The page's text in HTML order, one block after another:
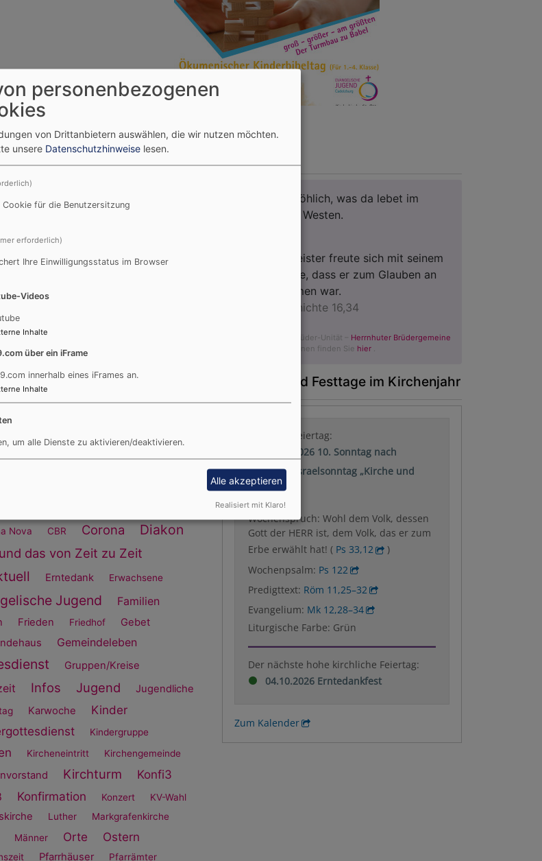
3
4 5 6 7 8
9
24
25
31
Theologie
Andacht Anmeldung
innen
Audio
Stelen
Nova CBR Corona Diakon
das von Zeit zu Zeit
Erntedank Erwachsene
Jugend Familien
Frieden Friedhof
Gebet
Gemeindeleben
Gruppen/Kreise
Infos Jugend Jugendliche
Karwoche
Kinder
Kindergruppe
Kircheneintritt Kirchengemeinde
Kirchturm Konfi3
Konfirmation Konzert KV-Wahl
Luther Markgrafenkirche
Männer Orte Ostern
Pfarrhäuser
Pfarrämter
Du machst fröhlich, was da lebet im
Osten wie im Westen.
Der Kerkermeister freute sich mit seinem
ganzen Hause, dass er zum Glauben an
Gott gekommen war.
Apostelgeschichte 16,34
© Evangelische Brüder-Unität – Herrnhuter Brüdergemeine
Weitere Informationen finden Sie hier .
Sonntage und Festtage im Kirchenjahr
Nächster Feiertag:
09.08.2026 10. Sonntag nach
Trinitatis: Israelsonntag „Kirche und
Israel“
Wochenspruch: Wohl dem Volk, dessen
Gott der HERR ist, dem Volk, das er zum
Erbe erwählt hat! ( Ps 33,12
)
Wochenpsalm: Ps 122
Predigttext: Röm 11,25–32
Evangelium: Mk 12,28–34
Liturgische Farbe: Grün
Der nächste hohe kirchliche Feiertag:
04.10.2026 Erntedankfest
Zum Kalender
personenbezogenen
von Drittanbietern auswählen, die wir nutzen möchten.
unsere Datenschutzhinweise lesen.
Cookie für die Benutzersitzung
erforderlich)
Ihre Einwilligungsstatus im Browser
Videos
Inhalte
über ein iFrame
innerhalb eines iFrames an.
Inhalte
um alle Dienste zu aktivieren/deaktivieren.
Alle akzeptieren
Realisiert mit Klaro!